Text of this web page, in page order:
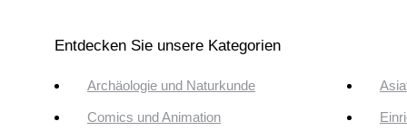
Entdecken Sie unsere Kategorien
Archäologie und Naturkunde
Comics und Animation